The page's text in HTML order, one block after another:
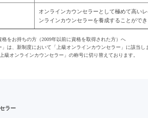
オンラインカウンセラーとして極めて高い
ンラインカウンセラーを養成することができ
をお持ちの方（2009年以前に資格を取得された方）へ
」は、新制度において「上級オンラインカウンセラー」に該当し
級オンラインカウンセラー」の称号に切り替えております。
ラー